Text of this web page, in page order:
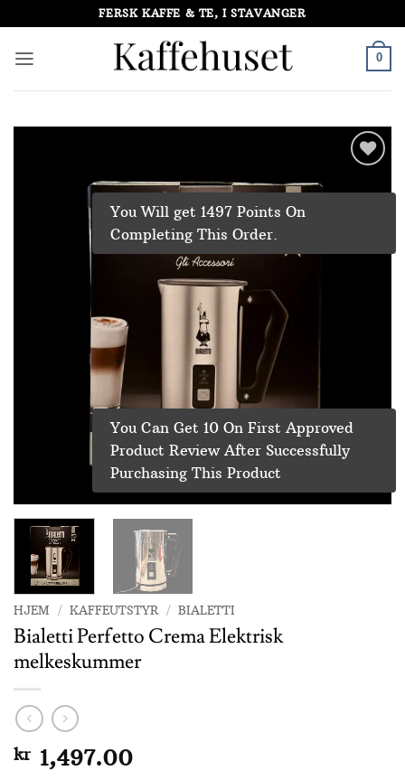
to
content
FERSK KAFFE & TE, I STAVANGER
0
HJEM / KAFFEUTSTYR / BIALETTI
Bialetti Perfetto Crema Elektrisk
melkeskummer
kr1,497.00
You Will get 1497 Points On
Completing This Order.
You Can Get 10 On First Approved
Product Review After Successfully
Purchasing This Product